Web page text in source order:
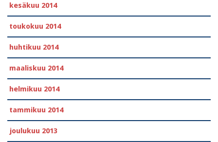
kesäkuu 2014
toukokuu 2014
huhtikuu 2014
maaliskuu 2014
helmikuu 2014
tammikuu 2014
joulukuu 2013